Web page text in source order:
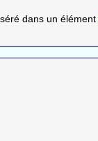
dans un élément